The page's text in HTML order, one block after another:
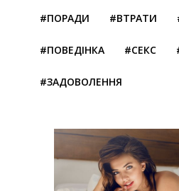
#ПОРАДИ #ВТРАТИ
#ПОВЕДІНКА #СЕКС
#ЗАДОВОЛЕННЯ